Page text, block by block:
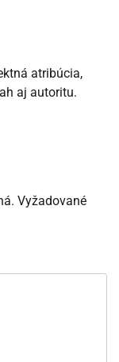
atribúcia,
aj autoritu.
Vyžadované